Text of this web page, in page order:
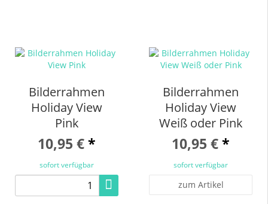
Bilderrahmen
Holiday View
Pink
10,95 €*
sofort verfügbar
Bilderrahmen
Holiday View
Weiß oder Pink
10,95 €*
sofort verfügbar
zum Artikel